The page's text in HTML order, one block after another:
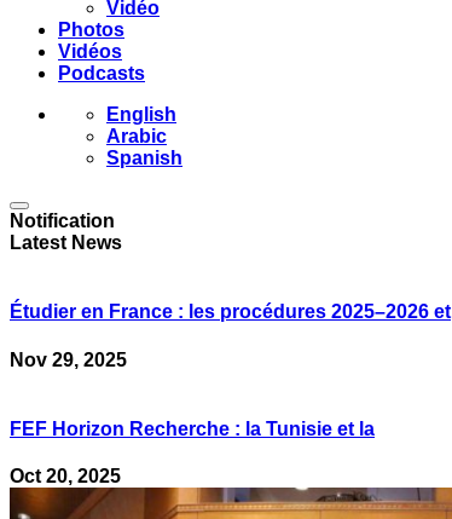
Vidéo
Photos
Vidéos
Podcasts
English
Arabic
Spanish
Notification
Latest News
Étudier en France : les procédures 2025–2026 et
Nov 29, 2025
FEF Horizon Recherche : la Tunisie et la
Oct 20, 2025